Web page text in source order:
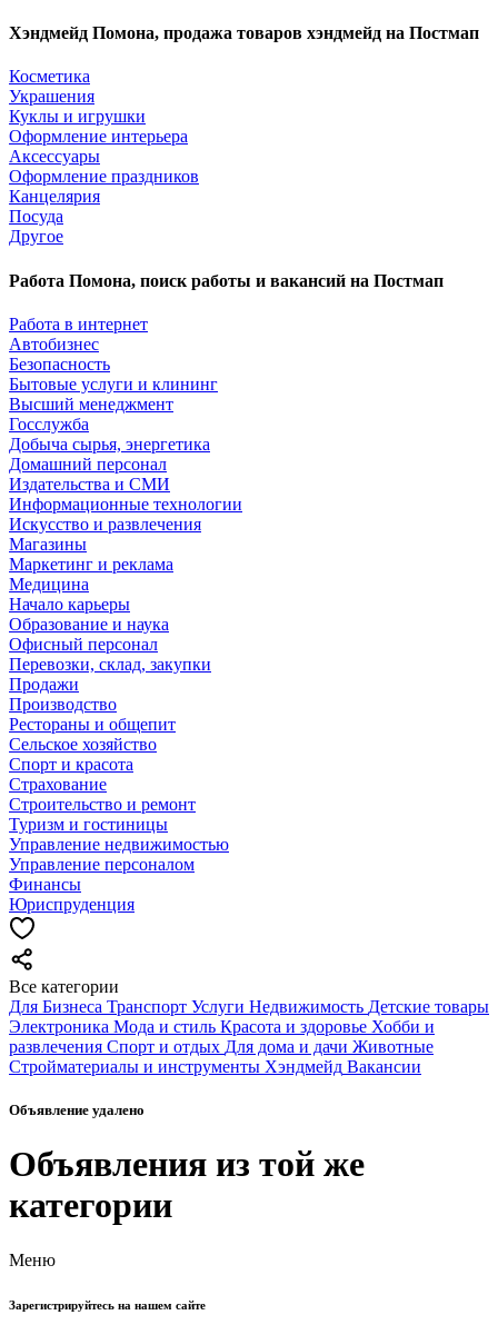
Хэндмейд Помона, продажа товаров хэндмейд на Постмап
Косметика
Украшения
Куклы и игрушки
Оформление интерьера
Аксессуары
Оформление праздников
Канцелярия
Посуда
Другое
Работа Помона, поиск работы и вакансий на Постмап
Работа в интернет
Автобизнес
Безопасность
Бытовые услуги и клининг
Высший менеджмент
Госслужба
Добыча сырья, энергетика
Домашний персонал
Издательства и СМИ
Информационные технологии
Искусство и развлечения
Магазины
Маркетинг и реклама
Медицина
Начало карьеры
Образование и наука
Офисный персонал
Перевозки, склад, закупки
Продажи
Производство
Рестораны и общепит
Сельское хозяйство
Спорт и красота
Страхование
Строительство и ремонт
Туризм и гостиницы
Управление недвижимостью
Управление персоналом
Финансы
Юриспруденция
Все категории
Для Бизнеса Транспорт Услуги Недвижимость Детские товары
Электроника Мода и стиль Красота и здоровье Хобби и
развлечения Спорт и отдых Для дома и дачи Животные
Стройматериалы и инструменты Хэндмейд Вакансии
Объявление удалено
Объявления из той же
категории
Меню
Зарегистрируйтесь на нашем сайте